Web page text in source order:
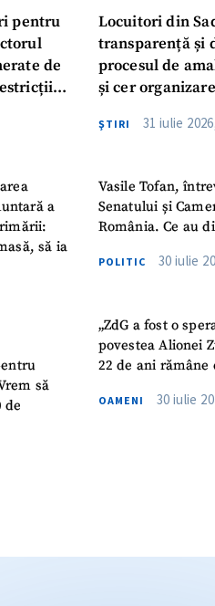
pentru
de
a
să ia
să
de
Locuitori din
transparență și
procesul de
și cer
ŞTIRI 31 iulie
Vasile Tofan,
Senatului și
România. Ce au
POLITIC 30 iulie
„ZdG a fost o
povestea Alionei
22 de ani
OAMENI 30 iulie